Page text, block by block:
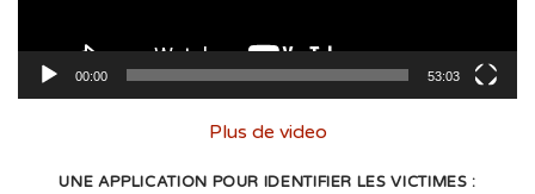
00:00 53:03
Plus de video
UNE APPLICATION POUR IDENTIFIER LES VICTIMES :